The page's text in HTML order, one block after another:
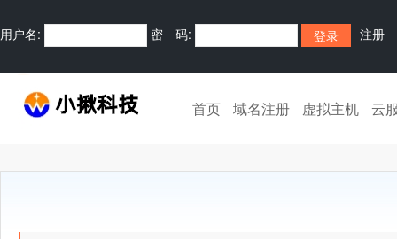
用户名: 密 码: 注册
首页 域名注册 虚拟主机 云